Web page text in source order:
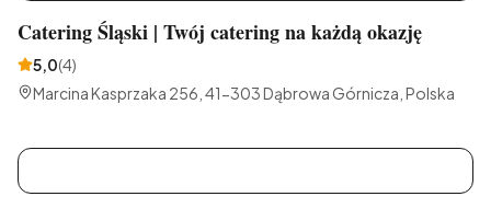
Catering Śląski | Twój catering na każdą okazję
5,0(4)
Marcina Kasprzaka 256, 41-303 Dąbrowa Górnicza, Polska